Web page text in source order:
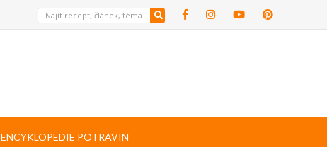
ENCYKLOPEDIE POTRAVIN